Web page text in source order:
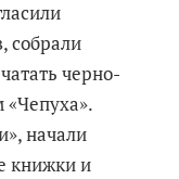
собрали
черно-
начали
книжки и